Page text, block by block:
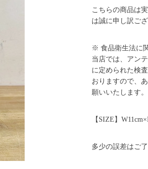
こちらの商品は
は誠に申し訳ご
※ 食品衛生法に
当店では、アン
に定められた検
おりますので、
願いいたします。
【SIZE】
多少の誤差はご